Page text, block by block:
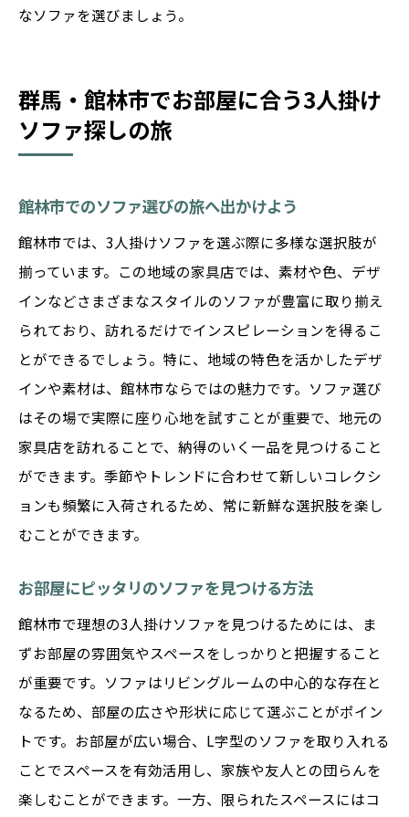
なソファを選びましょう。
群馬・館林市でお部屋に合う3人掛け
ソファ探しの旅
館林市でのソファ選びの旅へ出かけよう
館林市では、3人掛けソファを選ぶ際に多様な選択肢が
揃っています。この地域の家具店では、素材や色、デザ
インなどさまざまなスタイルのソファが豊富に取り揃え
られており、訪れるだけでインスピレーションを得るこ
とができるでしょう。特に、地域の特色を活かしたデザ
インや素材は、館林市ならではの魅力です。ソファ選び
はその場で実際に座り心地を試すことが重要で、地元の
家具店を訪れることで、納得のいく一品を見つけること
ができます。季節やトレンドに合わせて新しいコレクシ
ョンも頻繁に入荷されるため、常に新鮮な選択肢を楽し
むことができます。
お部屋にピッタリのソファを見つける方法
館林市で理想の3人掛けソファを見つけるためには、ま
ずお部屋の雰囲気やスペースをしっかりと把握すること
が重要です。ソファはリビングルームの中心的な存在と
なるため、部屋の広さや形状に応じて選ぶことがポイン
トです。お部屋が広い場合、L字型のソファを取り入れる
ことでスペースを有効活用し、家族や友人との団らんを
楽しむことができます。一方、限られたスペースにはコ